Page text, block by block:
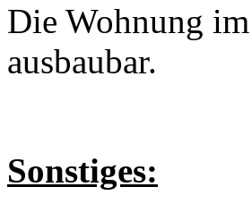
Die Wohnung
ausbaubar.
Sonstiges: